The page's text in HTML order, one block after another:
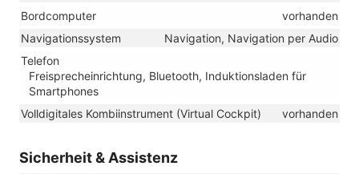
Bordcomputer
vorhanden
Navigationssystem
Navigation, Navigation per Audio
Telefon
Freisprecheinrichtung, Bluetooth, Induktionsladen für
Smartphones
Volldigitales Kombiinstrument (Virtual Cockpit)
vorhanden
Sicherheit & Assistenz